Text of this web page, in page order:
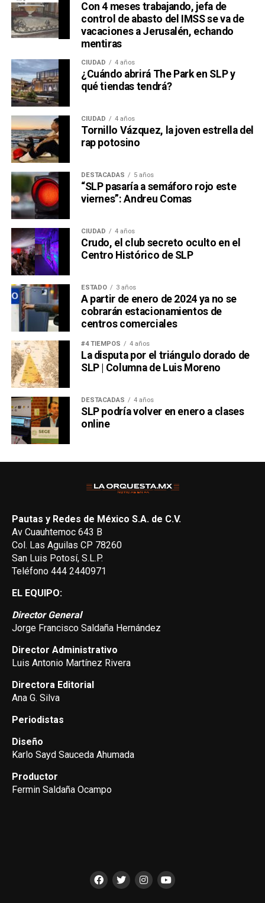
Con 4 meses trabajando, jefa de
control de abasto del IMSS se va de
vacaciones a Jerusalén, echando
mentiras
CIUDAD 4 años
¿Cuándo abrirá The Park en SLP y
qué tiendas tendrá?
CIUDAD 4 años
Tornillo Vázquez, la joven estrella del
rap potosino
DESTACADAS 5 años
“SLP pasaría a semáforo rojo este
viernes”: Andreu Comas
CIUDAD 4 años
Crudo, el club secreto oculto en el
Centro Histórico de SLP
ESTADO 3 años
A partir de enero de 2024 ya no se
cobrarán estacionamientos de
centros comerciales
#4 TIEMPOS 4 años
La disputa por el triángulo dorado de
SLP | Columna de Luis Moreno
DESTACADAS 4 años
SLP podría volver en enero a clases
online
Pautas y Redes de México S.A. de C.V.
Av Cuauhtemoc 643 B
Col. Las Aguilas CP 78260
San Luis Potosí, S.L.P.
Teléfono 444 2440971
EL EQUIPO:
Director General
Jorge Francisco Saldaña Hernández
Director Administrativo
Luis Antonio Martínez Rivera
Directora Editorial
Ana G. Silva
Periodistas
Diseño
Karlo Sayd Sauceda Ahumada
Productor
Fermin Saldaña Ocampo